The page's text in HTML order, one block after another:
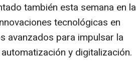
también esta semana en la
tecnológicas en
avanzados para impulsar la
y digitalización.